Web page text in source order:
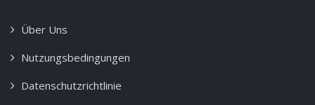
Über Uns
Nutzungsbedingungen
Datenschutzrichtlinie